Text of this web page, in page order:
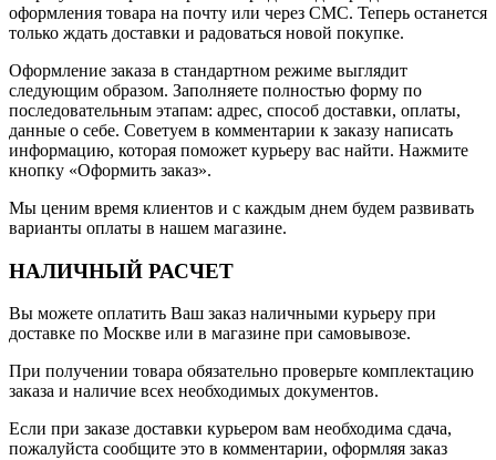
оформления товара на почту или через СМС. Теперь останется
только ждать доставки и радоваться новой покупке.
Оформление заказа в стандартном режиме выглядит
следующим образом. Заполняете полностью форму по
последовательным этапам: адрес, способ доставки, оплаты,
данные о себе. Советуем в комментарии к заказу написать
информацию, которая поможет курьеру вас найти. Нажмите
кнопку «Оформить заказ».
Мы ценим время клиентов и с каждым днем будем развивать
варианты оплаты в нашем магазине.
НАЛИЧНЫЙ РАСЧЕТ
Вы можете оплатить Ваш заказ наличными курьеру при
доставке по Москве или в магазине при самовывозе.
При получении товара обязательно проверьте комплектацию
заказа и наличие всех необходимых документов.
Если при заказе доставки курьером вам необходима сдача,
пожалуйста сообщите это в комментарии, оформляя заказ